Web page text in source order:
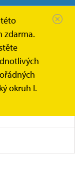
této
zdarma.
okruh I.